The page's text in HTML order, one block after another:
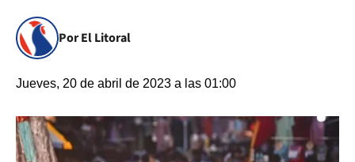
Por El Litoral
Jueves, 20 de abril de 2023 a las 01:00